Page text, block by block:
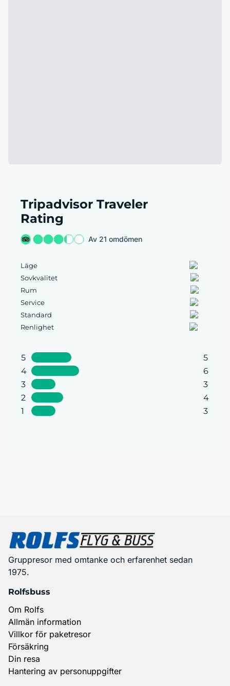
Tripadvisor Traveler
Rating
Av 21 omdömen
Läge
Sovkvalitet
Rum
Service
Standard
Renlighet
5
5
4
6
3
3
2
4
1
3
Gruppresor med omtanke och erfarenhet sedan
1975.
Rolfsbuss
Om Rolfs
Allmän information
Villkor för paketresor
Försäkring
Din resa
Hantering av personuppgifter